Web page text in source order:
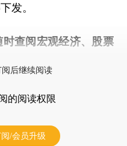
发。
时查阅宏观经济、股票
阅后继续阅读
的阅读权限
/会员升级